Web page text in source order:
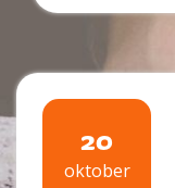
20
oktober